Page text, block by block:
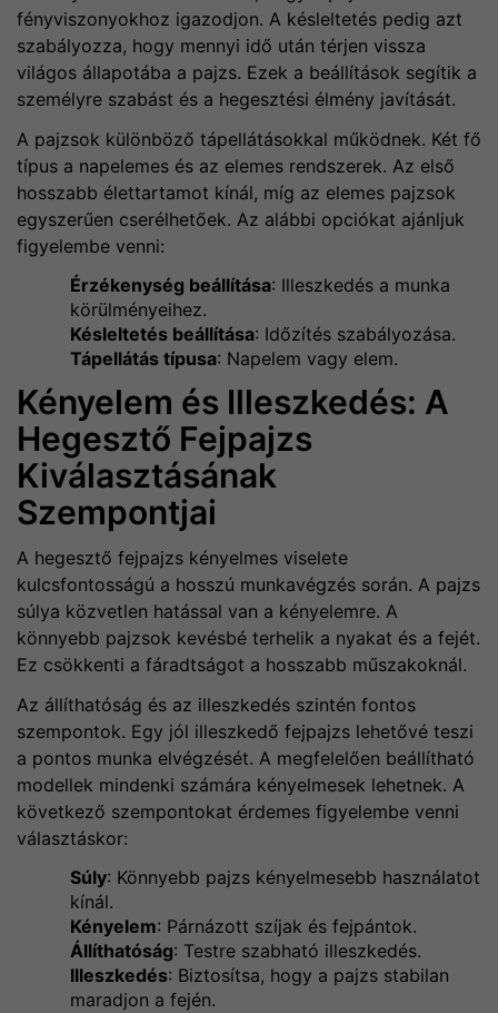
fényviszonyokhoz igazodjon. A késleltetés pedig azt
szabályozza, hogy mennyi idő után térjen vissza
világos állapotába a pajzs. Ezek a beállítások segítik a
személyre szabást és a hegesztési élmény javítását.
A pajzsok különböző tápellátásokkal működnek. Két fő
típus a napelemes és az elemes rendszerek. Az első
hosszabb élettartamot kínál, míg az elemes pajzsok
egyszerűen cserélhetőek. Az alábbi opciókat ajánljuk
figyelembe venni:
Érzékenység beállítása: Illeszkedés a munka
körülményeihez.
Késleltetés beállítása: Időzítés szabályozása.
Tápellátás típusa: Napelem vagy elem.
Kényelem és Illeszkedés: A
Hegesztő Fejpajzs
Kiválasztásának
Szempontjai
A hegesztő fejpajzs kényelmes viselete
kulcsfontosságú a hosszú munkavégzés során. A pajzs
súlya közvetlen hatással van a kényelemre. A
könnyebb pajzsok kevésbé terhelik a nyakat és a fejét.
Ez csökkenti a fáradtságot a hosszabb műszakoknál.
Az állíthatóság és az illeszkedés szintén fontos
szempontok. Egy jól illeszkedő fejpajzs lehetővé teszi
a pontos munka elvégzését. A megfelelően beállítható
modellek mindenki számára kényelmesek lehetnek. A
következő szempontokat érdemes figyelembe venni
választáskor:
Súly: Könnyebb pajzs kényelmesebb használatot
kínál.
Kényelem: Párnázott szíjak és fejpántok.
Állíthatóság: Testre szabható illeszkedés.
Illeszkedés: Biztosítsa, hogy a pajzs stabilan
maradjon a fején.